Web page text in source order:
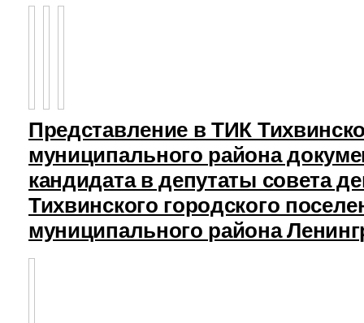
Представление в ТИК
муниципального района
кандидата в депутаты совета
Тихвинского городского
муниципального района